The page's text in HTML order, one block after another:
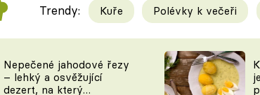
Videorecepty
TEĎ VAŘÍ ŠÉF!
Tipy a
KAM ZA
Trendy: Kuře Polévky k večeři
Nepečené jahodové řezy
– lehký a osvěžující
dezert, na který